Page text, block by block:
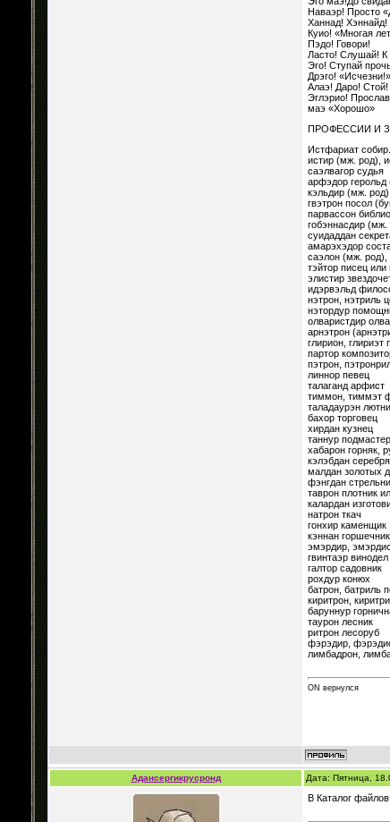
Наваэр! Просто
Ханнад!
Куио! «Многая
Пэдо! Говори!
Ласто! Слушай! К
Эго! Ступай
Дрэго!
Алаэ! Даро! Стой!
Эглэрио!
маэ «Хорошо»
ПРОФЕССИИ И
Истфариат
истир (мж. род),
саэлвагор судья
арфэдор герольд
кэльдир (мж.
гвэтрон посол
парвассон
гобэннасдир (мж.
суидаддан
амарэхэдор
саэлон (мж. род),
тэйтор писец или
элистир
идэрвэльд
нэтрон, нэтриль
нэтордур
олваристдир
арнэтрон
глирион, глириэт
партор
пэтрон,
линнор певец
талаганд арфист
тиммон, тиммэт
таладаурэн
бахор торговец
хирдан кузнец
таннур
хабарон горняк,
кэлэбдан
малдан золотых
фэнгдан
таврон плотник
калардан
натрон ткач
гонхир каменщик
кэннан горшечник
эмэрдир,
гвинтаэр винодел
галтор садовник
рохдур конюх
батрон, батриль
киритрон,
баруннур
таурон лесник
ритрон лесоруб
фэрэдир,
лимбадрон,
ON вернулся
Адансергикрусронд Дата: Пятница,
В Каталог